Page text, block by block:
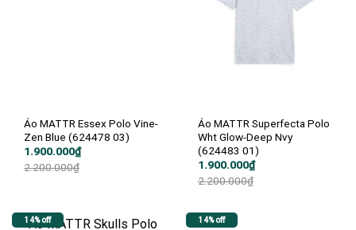
Áo MATTR Essex Polo Vine-
Zen Blue (624478 03)
2.200.000₫
Giá
gốc
là:
1.900.000₫
Giá
hiện
tại
Áo MATTR Superfecta Polo
Wht Glow-Deep Nvy
(624483 01)
2.200.000₫
Giá
gốc
là:
1.900.000₫
Giá
hiện
tại
14% off 14% off